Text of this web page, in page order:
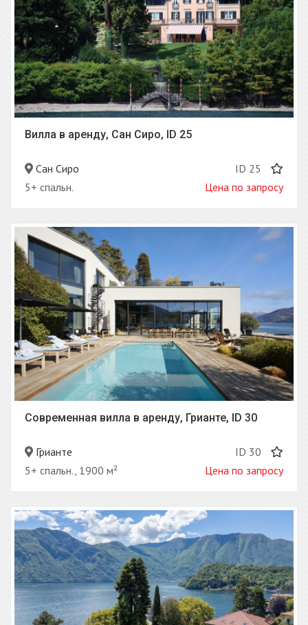
Вилла в аренду, Сан Сиро, ID 25
Сан Сиро
ID 25
5+ спальн.
Цена по запросу
Современная вилла в аренду, Грианте, ID 30
Грианте
ID 30
5+ спальн., 1900 м²
Цена по запросу